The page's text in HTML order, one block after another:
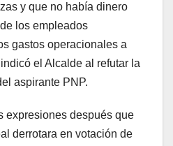
y que no había dinero
los empleados
gastos operacionales a
el Alcalde al refutar la
aspirante PNP.
expresiones después que
derrotara en votación de